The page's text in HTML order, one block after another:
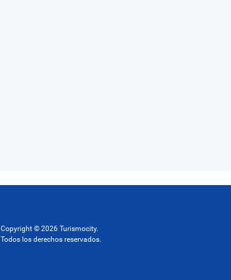
Copyright © 2026 Turismocity.
Todos los derechos reservados.